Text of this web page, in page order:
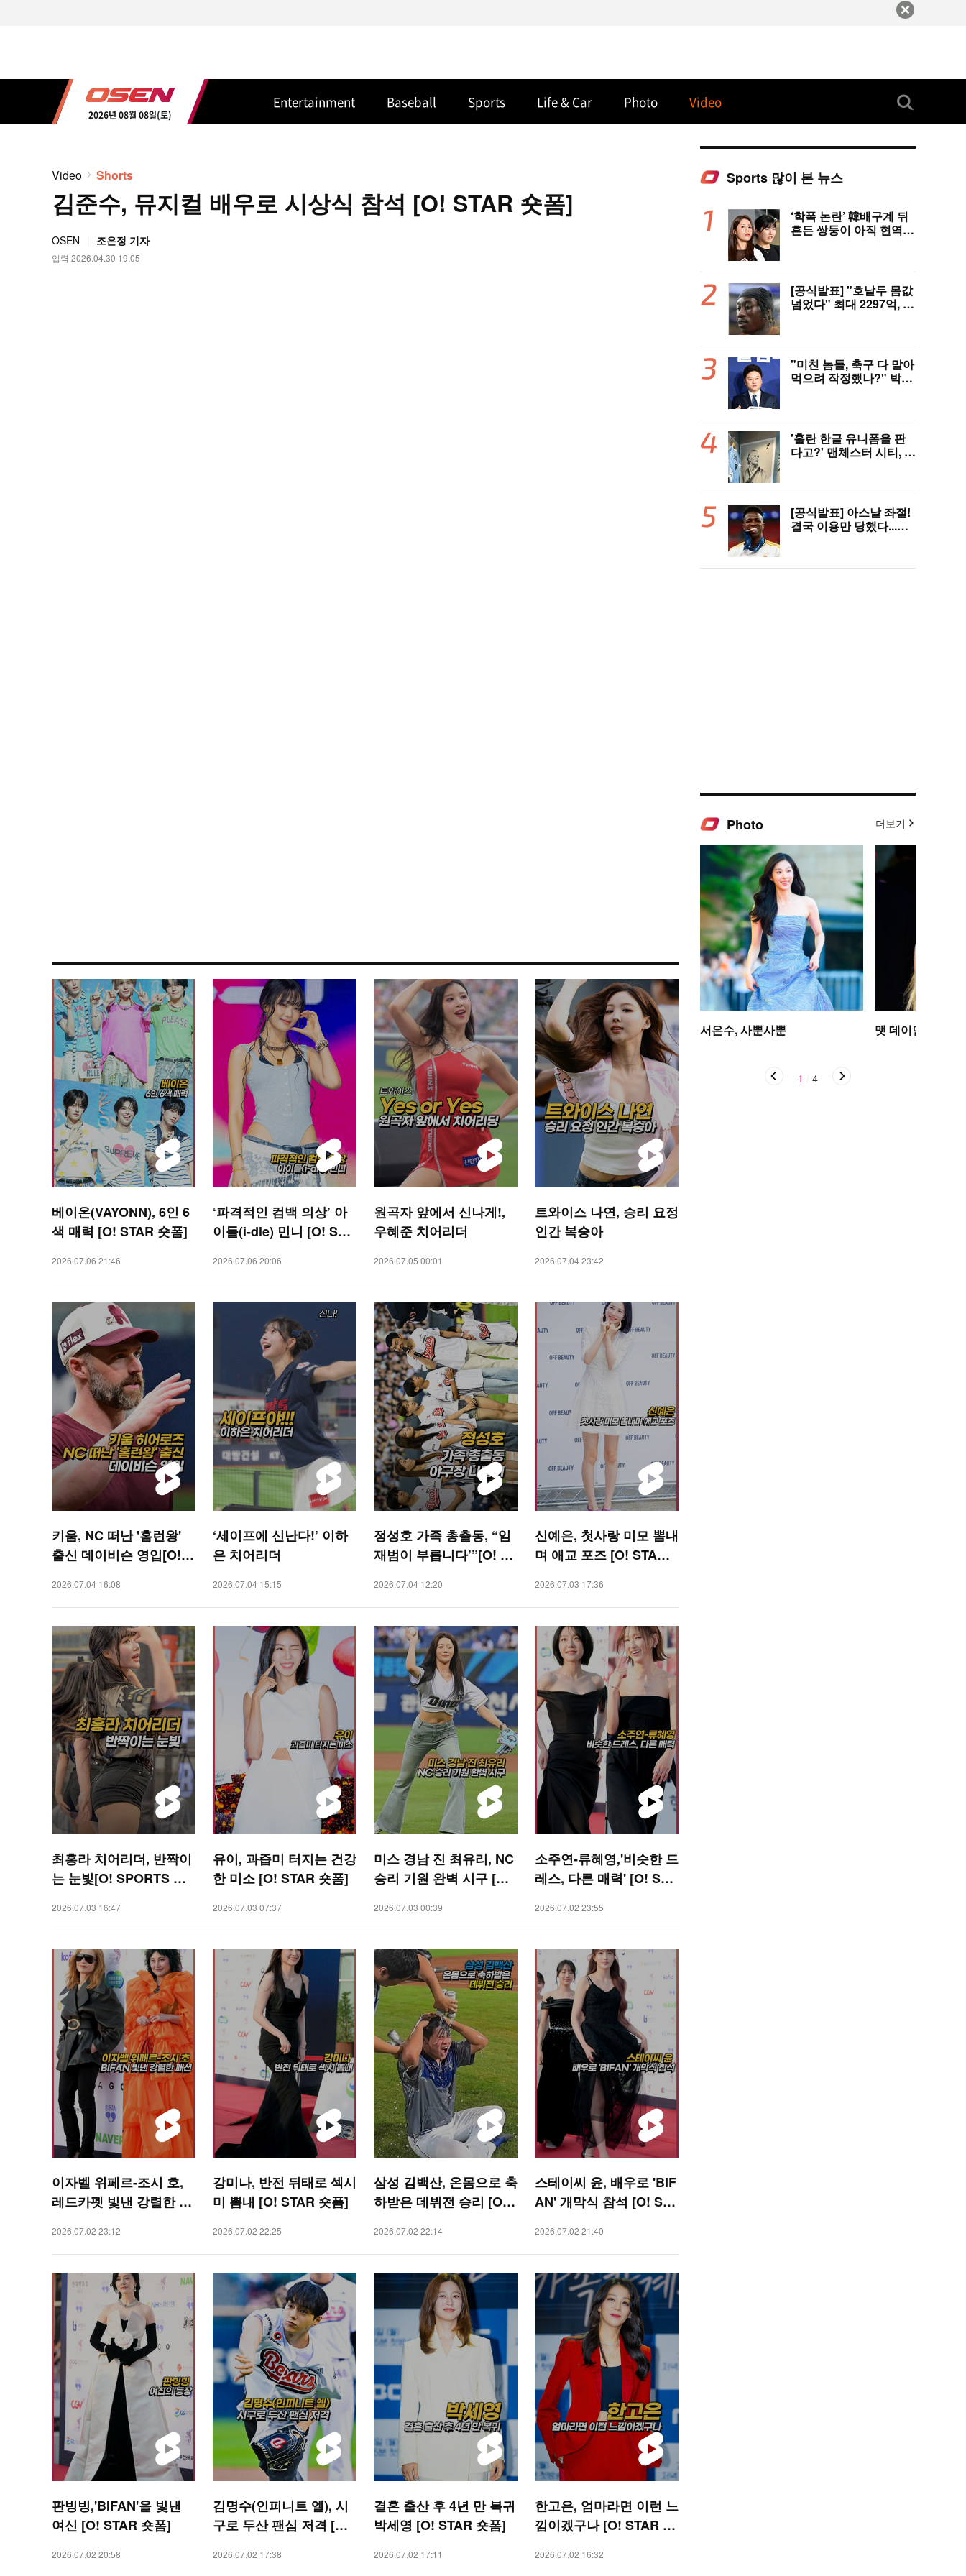
2026년 08월 08일(토)
Entertainment Baseball Sports Life & Car Photo Video
Video Shorts
김준수, 뮤지컬 배우로 시상식 참석 [O! STAR 숏폼]
OSEN 조은정 기자
입력 2026.04.30 19:05
베이온(VAYONN), 6인 6
색 매력 [O! STAR 숏폼]
2026.07.06 21:46
‘파격적인 컴백 의상’ 아
이들(i-dle) 민니 [O! STA
2026.07.06 20:06
원곡자 앞에서 신나게!,
우혜준 치어리더
2026.07.05 00:01
트와이스 나연, 승리 요정
인간 복숭아
2026.07.04 23:42
키움, NC 떠난 '홈런왕'
출신 데이비슨 영입[O! S
2026.07.04 16:08
‘세이프에 신난다!’ 이하
은 치어리더
2026.07.04 15:15
정성호 가족 총출동, “임
재범이 부릅니다’”[O! SP
2026.07.04 12:20
신예은, 첫사랑 미모 뽐내
며 애교 포즈 [O! STAR
2026.07.03 17:36
최홍라 치어리더, 반짝이
는 눈빛[O! SPORTS 숏
2026.07.03 16:47
유이, 과즙미 터지는 건강
한 미소 [O! STAR 숏폼]
2026.07.03 07:37
미스 경남 진 최유리, NC
승리 기원 완벽 시구 [O!
2026.07.03 00:39
소주연-류혜영,'비슷한 드
레스, 다른 매력' [O! STA
2026.07.02 23:55
이자벨 위페르-조시 호,
레드카펫 빛낸 강렬한 패
2026.07.02 23:12
강미나, 반전 뒤태로 섹시
미 뽐내 [O! STAR 숏폼]
2026.07.02 22:25
삼성 김백산, 온몸으로 축
하받은 데뷔전 승리 [O!
2026.07.02 22:14
스테이씨 윤, 배우로 'BIF
AN' 개막식 참석 [O! STA
2026.07.02 21:40
판빙빙,'BIFAN'을 빛낸
여신 [O! STAR 숏폼]
2026.07.02 20:58
김명수(인피니트 엘), 시
구로 두산 팬심 저격 [O!
2026.07.02 17:38
결혼 출산 후 4년 만 복귀
박세영 [O! STAR 숏폼]
2026.07.02 17:11
한고은, 엄마라면 이런 느
낌이겠구나 [O! STAR 숏
2026.07.02 16:32
Sports 많이 본 뉴스
‘학폭 논란’ 韓배구계 뒤
흔든 쌍둥이 아직 현역이
정
[공식발표] "호날두 몸값
넘었다" 최대 2297억, 초
다..."구단 역사상 가장
비싼 영입"
"미친 놈들, 축구 다 말아
먹으려 작정했나?" 박문
"국제적 망신, 국제 문제
될 수도"
'홀란 한글 유니폼을 판
다고?' 맨체스터 시티, 팝
[공식발표] 아스날 좌절!
결국 이용만 당했다...비
적 잔류 "2032년까지 재
Photo 더보기
서은수, 사뿐사뿐 맷 데이먼 딸, 인
1 4